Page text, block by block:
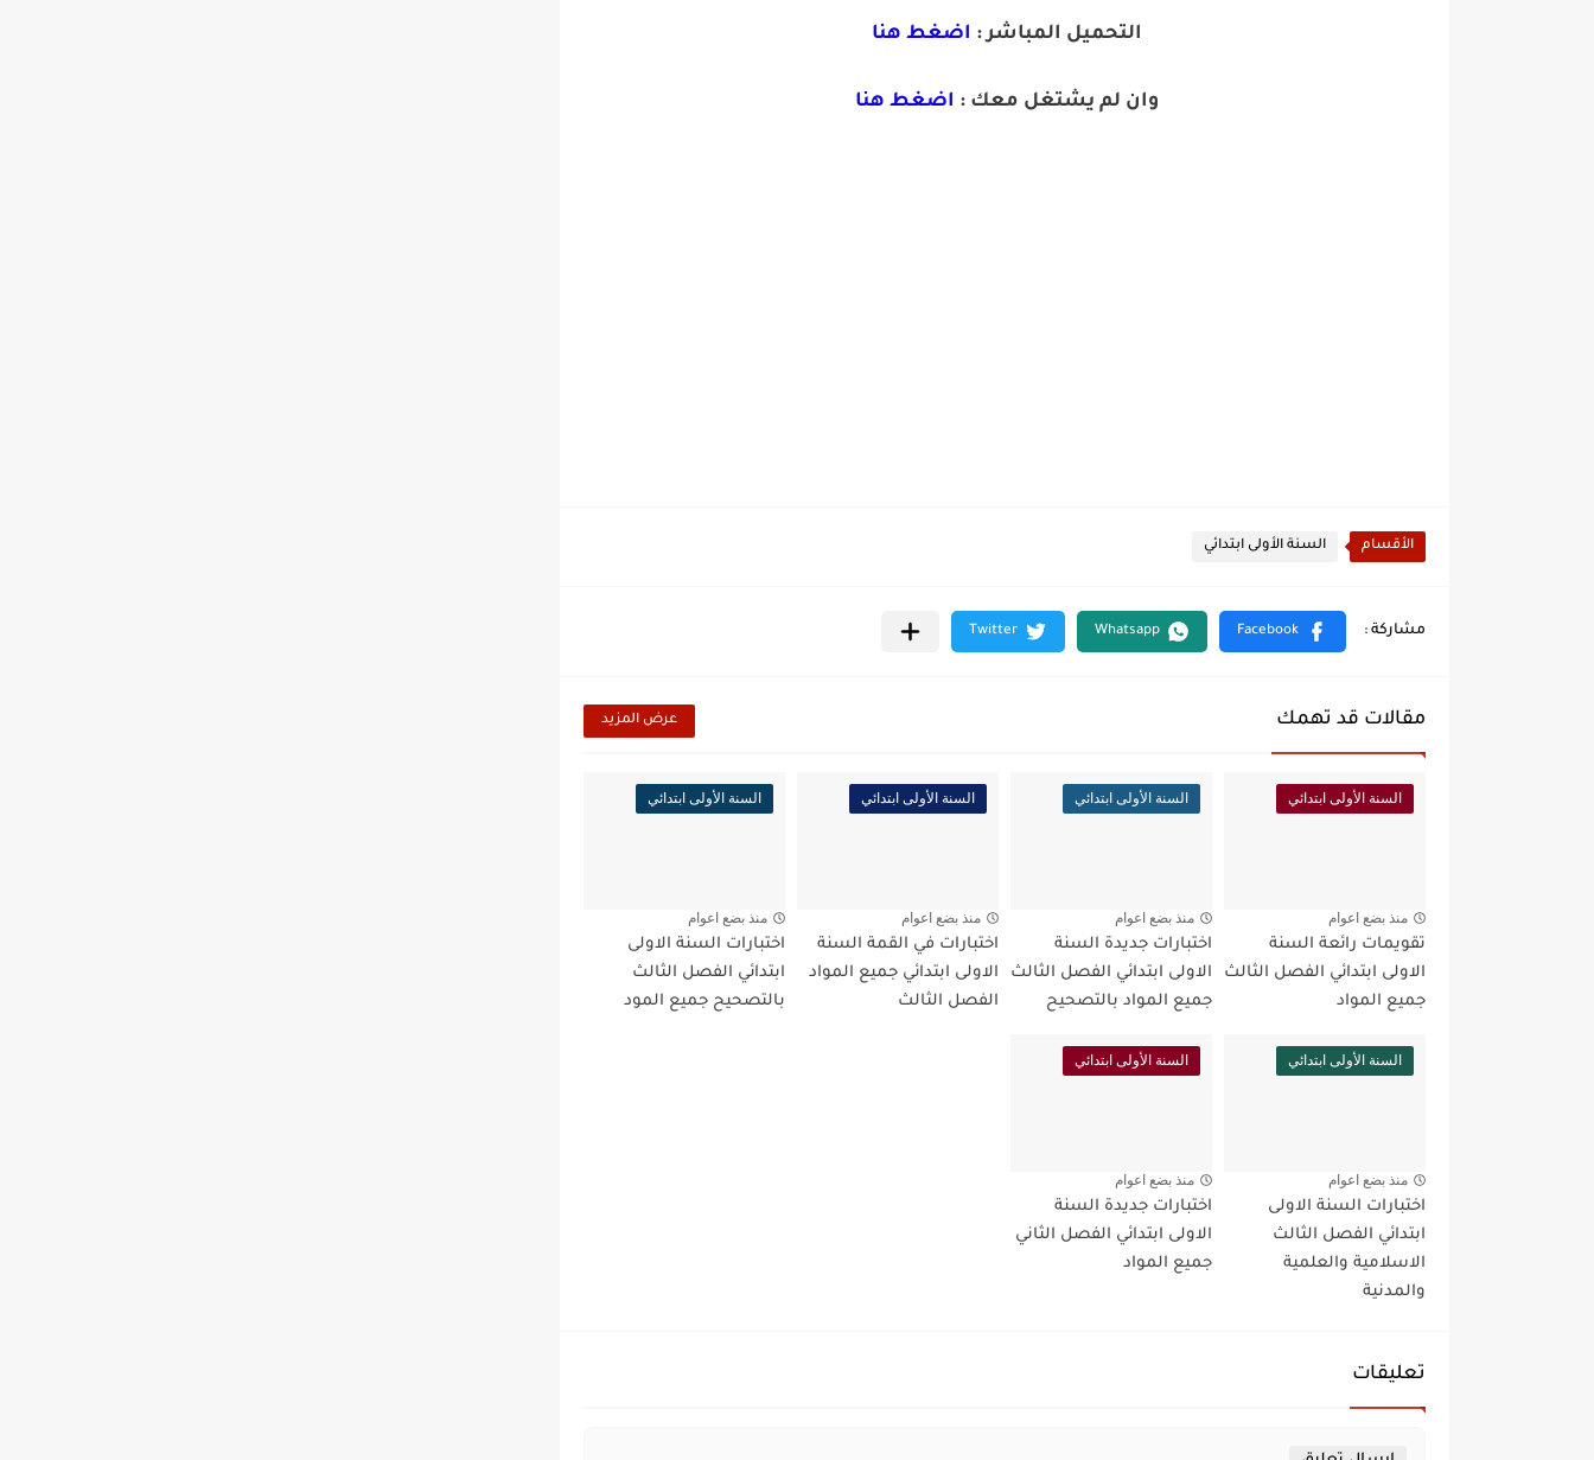
التحميل المباشر : اضغط هنا
وان لم يشتغل معك : اضغط هنا
الأقسام السنة الأولى ابتدائي
مقالات قد تهمك عرض المزيد
السنة الأولى ابتدائي
منذ بضع اعوام
تقويمات رائعة السنة
الاولى ابتدائي الفصل الثالث
جميع المواد
السنة الأولى ابتدائي
منذ بضع اعوام
اختبارات جديدة السنة
الاولى ابتدائي الفصل الثالث
جميع المواد بالتصحيح
السنة الأولى ابتدائي
منذ بضع اعوام
اختبارات في القمة السنة
الاولى ابتدائي جميع المواد
الفصل الثالث
السنة الأولى ابتدائي
منذ بضع اعوام
اختبارات السنة الاولى
ابتدائي الفصل الثالث
بالتصحيح جميع المود
السنة الأولى ابتدائي
منذ بضع اعوام
اختبارات السنة الاولى
ابتدائي الفصل الثالث
الاسلامية والعلمية
والمدنية
السنة الأولى ابتدائي
منذ بضع اعوام
اختبارات جديدة السنة
الاولى ابتدائي الفصل الثاني
جميع المواد
تعليقات